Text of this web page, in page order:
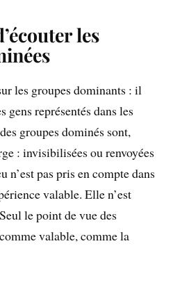
les
les groupes dominants : il
gens représentés dans les
groupes dominés sont,
: invisibilisées ou renvoyées
n’est pas pris en compte dans
valable. Elle n’est
le point de vue des
valable, comme la